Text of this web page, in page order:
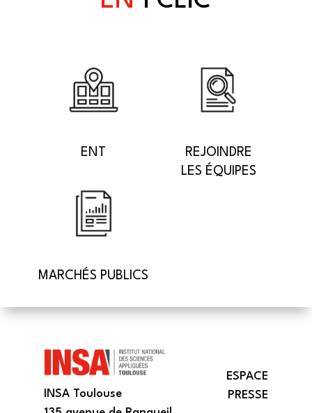
ENT
REJOINDRE
LES ÉQUIPES
MARCHÉS PUBLICS
INSA Toulouse
ESPACE
PRESSE